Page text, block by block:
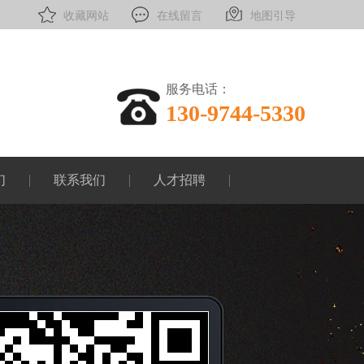
收藏网站 在线留言 地图引导
服务电话：
130-9744-5330
联系我们 人才招聘